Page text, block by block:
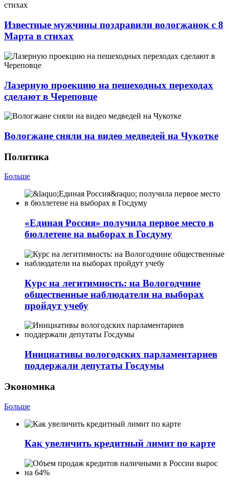
Известные мужчины поздравили вологжанок с 8
Марта в стихах
Лазерную проекцию на пешеходных переходах
сделают в Череповце
Вологжане сняли на видео медведей на Чукотке
Политика
Больше
«Единая Россия» получила первое место в
бюллетене на выборах в Госдуму
Курс на легитимность: на Вологодчине
общественные наблюдатели на выборах
пройдут учебу
Инициативы вологодских парламентариев
поддержали депутаты Госдумы
Экономика
Больше
Как увеличить кредитный лимит по карте